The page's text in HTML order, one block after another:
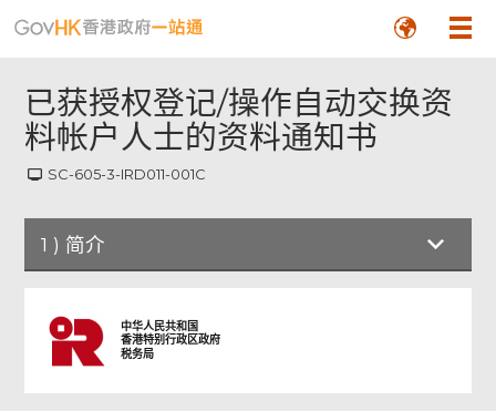
已获授权登记/操作自动交换资
料帐户人士的资料通知书
SC-605-3-IRD011-001C
1 ) 简介
中华人民共和国
香港特别行政区政府
税务局